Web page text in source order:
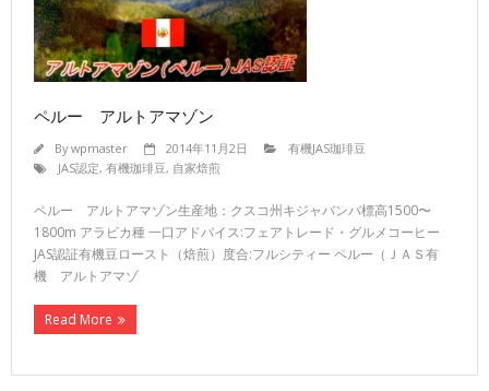
ペルー アルトアマゾン
Bywpmaster 2014年11月2日
有機JAS珈琲豆
JAS認定, 有機珈琲豆, 自家焙煎
ペルー アルトアマゾン生産地：クスコ州キジャバンバ標高1500〜
1800m アラビカ種 一口アドバイス:フェアトレード・グルメコーヒー
JAS認証有機豆ロースト（焙煎）度合:フルシティー ペルー（ＪＡＳ有
機 アルトアマゾ
Read More